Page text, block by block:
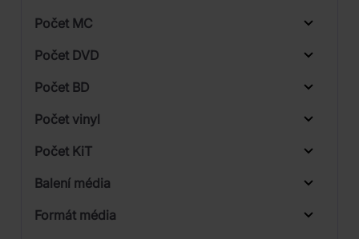
Počet MC
Počet DVD
Počet BD
Počet vinyl
Počet KiT
Balení média
Formát média